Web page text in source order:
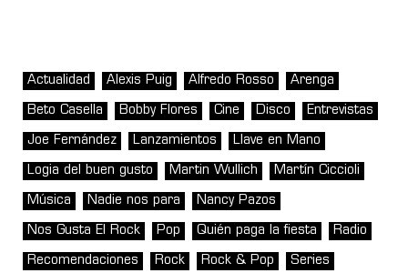
Actualidad Alexis Puig Alfredo Rosso Arenga
Beto Casella Bobby Flores Cine Disco Entrevistas
Joe Fernández Lanzamientos Llave en Mano
Logia del buen gusto Martin Wullich Martín Ciccioli
Música Nadie nos para Nancy Pazos
Nos Gusta El Rock Pop Quién paga la fiesta Radio
Recomendaciones Rock Rock & Pop Series